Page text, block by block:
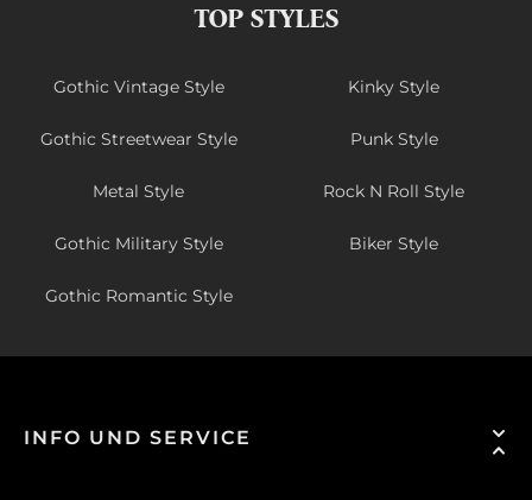
TOP STYLES
Gothic Vintage Style Kinky Style
Gothic Streetwear Style Punk Style
Metal Style Rock N Roll Style
Gothic Military Style Biker Style
Gothic Romantic Style
INFO UND SERVICE